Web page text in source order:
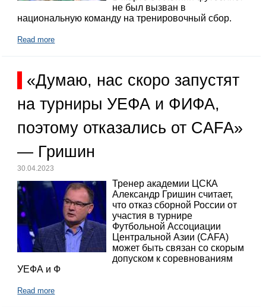
не был вызван в
национальную команду на тренировочный сбор.
Read more
«Думаю, нас скоро запустят
на турниры УЕФА и ФИФА,
поэтому отказались от CAFA»
— Гришин
30.04.2023
Тренер академии ЦСКА
Александр Гришин считает,
что отказ сборной России от
участия в турнире
Футбольной Ассоциации
Центральной Азии (CAFA)
может быть связан со скорым
допуском к соревнованиям
УЕФА и Ф
Read more